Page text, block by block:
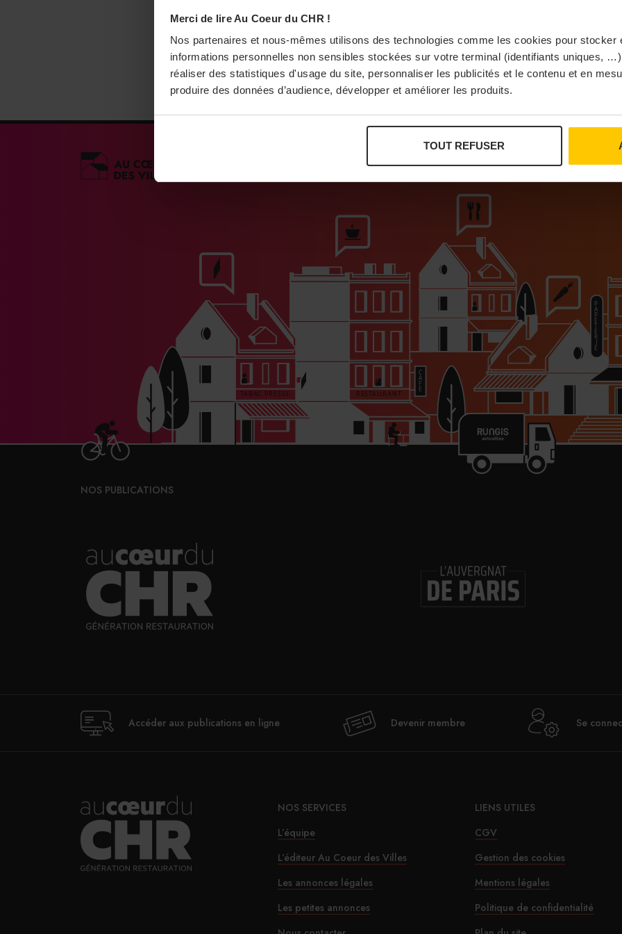
Merci de lire Au Coeur du CHR !
Nos partenaires et nous-mêmes utilisons des technologies comme les cookies pour stocker
informations personnelles non sensibles stockées sur votre terminal (identifiants uniques,
réaliser des statistiques d'usage du site, personnaliser les publicités et le contenu et en
produire des données d’audience, développer et améliorer les produits.
TOUT REFUSER
À
Les
Médias engagés pour que vivent les commerces de proximité
NOS PUBLICATIONS
Accéder aux publications en ligne Devenir membre Se
NOS SERVICES
L’équipe
L’éditeur Au Coeur des Villes
Les annonces légales
Les petites annonces
LIENS UTILES
CGV
Gestion des cookies
Mentions légales
Politique de confidentialité